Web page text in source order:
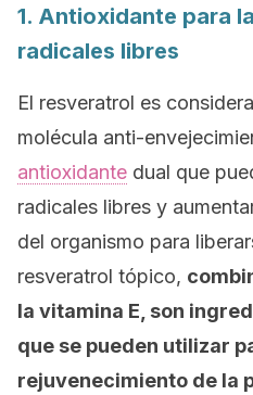
1. Antioxidante para
radicales libres
El resveratrol es
molécula anti-
antioxidante dual que
radicales libres y
del organismo para
resveratrol tópico,
la vitamina E, son
que se pueden utilizar
rejuvenecimiento de la